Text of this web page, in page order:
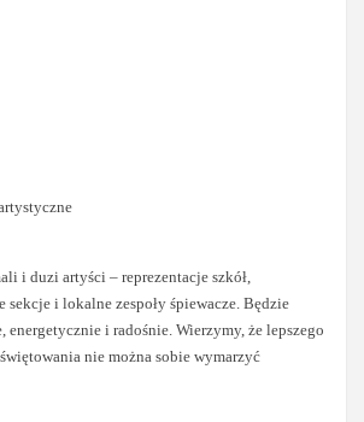
i duzi artyści – reprezentacje szkół,
sekcje i lokalne zespoły śpiewacze. Będzie
energetycznie i radośnie. Wierzymy, że lepszego
nie można sobie wymarzyć